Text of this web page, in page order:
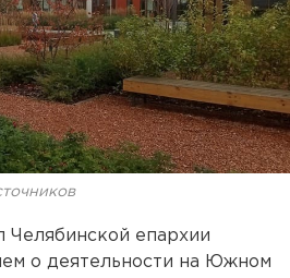
Челябинской епархии
о деятельности на Южном